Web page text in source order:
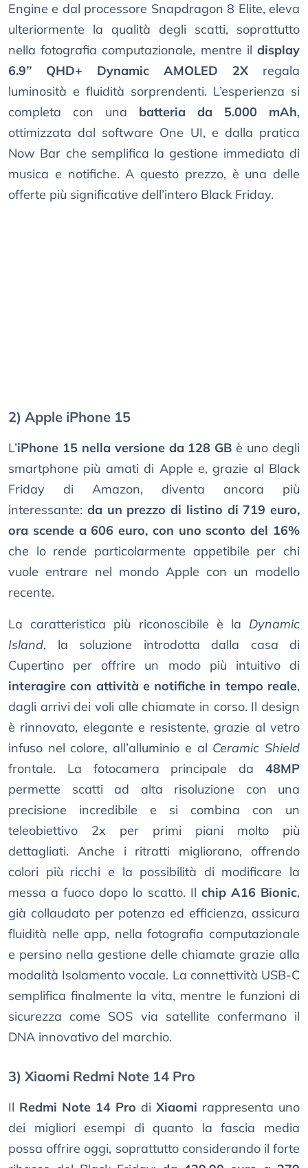
Engine e dal processore Snapdragon 8 Elite, eleva
ulteriormente la qualità degli scatti, soprattutto
nella fotografia computazionale, mentre il display
6.9’’ QHD+ Dynamic AMOLED 2X regala
luminosità e fluidità sorprendenti. L’esperienza si
completa con una batteria da 5.000 mAh,
ottimizzata dal software One UI, e dalla pratica
Now Bar che semplifica la gestione immediata di
musica e notifiche. A questo prezzo, è una delle
offerte più significative dell’intero Black Friday.
2) Apple iPhone 15
L’iPhone 15 nella versione da 128 GB è uno degli
smartphone più amati di Apple e, grazie al Black
Friday di Amazon, diventa ancora più
interessante: da un prezzo di listino di 719 euro,
ora scende a 606 euro, con uno sconto del 16%
che lo rende particolarmente appetibile per chi
vuole entrare nel mondo Apple con un modello
recente.
La caratteristica più riconoscibile è la Dynamic
Island, la soluzione introdotta dalla casa di
Cupertino per offrire un modo più intuitivo di
interagire con attività e notifiche in tempo reale,
dagli arrivi dei voli alle chiamate in corso. Il design
è rinnovato, elegante e resistente, grazie al vetro
infuso nel colore, all’alluminio e al Ceramic Shield
frontale. La fotocamera principale da 48MP
permette scatti ad alta risoluzione con una
precisione incredibile e si combina con un
teleobiettivo 2x per primi piani molto più
dettagliati. Anche i ritratti migliorano, offrendo
colori più ricchi e la possibilità di modificare la
messa a fuoco dopo lo scatto. Il chip A16 Bionic,
già collaudato per potenza ed efficienza, assicura
fluidità nelle app, nella fotografia computazionale
e persino nella gestione delle chiamate grazie alla
modalità Isolamento vocale. La connettività USB-C
semplifica finalmente la vita, mentre le funzioni di
sicurezza come SOS via satellite confermano il
DNA innovativo del marchio.
3) Xiaomi Redmi Note 14 Pro
Il Redmi Note 14 Pro di Xiaomi rappresenta uno
dei migliori esempi di quanto la fascia media
possa offrire oggi, soprattutto considerando il forte